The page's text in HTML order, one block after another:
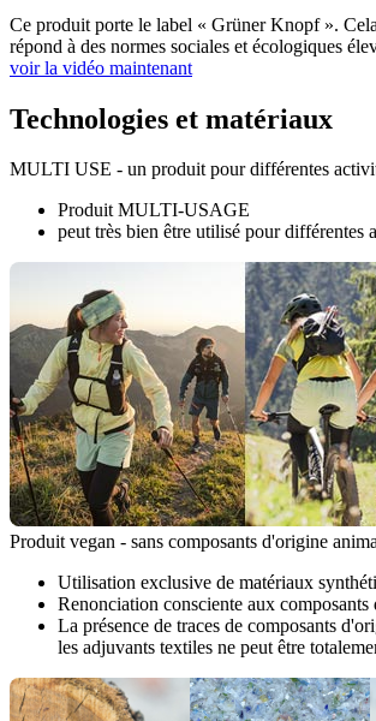
Ce produit porte le label « Grüner Knopf ».
répond à des normes sociales et écologiques
voir la vidéo maintenant
Technologies et matériaux
MULTI USE - un produit pour différentes
Produit MULTI-USAGE
peut très bien être utilisé pour différentes
Produit vegan - sans composants d'origine
Utilisation exclusive de matériaux
Renonciation consciente aux
La présence de traces de composants
les adjuvants textiles ne peut être